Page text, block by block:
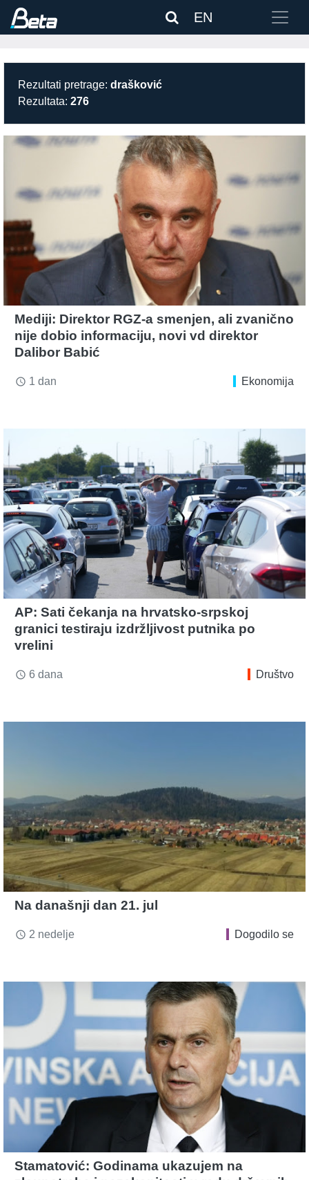
EN
Rezultati pretrage: drašković
Rezultata: 276
Mediji: Direktor RGZ-a smenjen, ali zvanično
nije dobio informaciju, novi vd direktor
Dalibor Babić
access_time 1 dan Ekonomija
AP: Sati čekanja na hrvatsko-srpskoj
granici testiraju izdržljivost putnika po
vrelini
access_time 6 dana Društvo
Na današnji dan 21. jul
access_time 2 nedelje Dogodilo se
Stamatović: Godinama ukazujem na